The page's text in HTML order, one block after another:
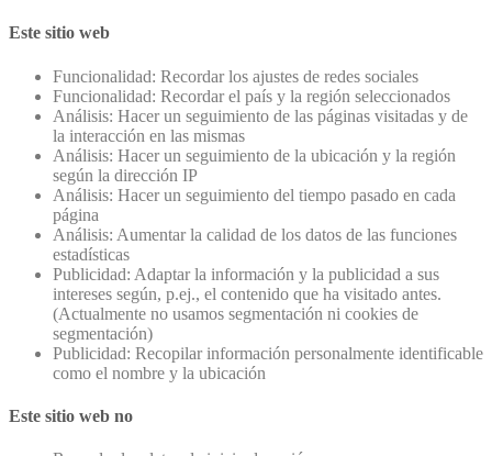
Este sitio web
Funcionalidad: Recordar los ajustes de redes sociales
Funcionalidad: Recordar el país y la región seleccionados
Análisis: Hacer un seguimiento de las páginas visitadas y de
la interacción en las mismas
Análisis: Hacer un seguimiento de la ubicación y la región
según la dirección IP
Análisis: Hacer un seguimiento del tiempo pasado en cada
página
Análisis: Aumentar la calidad de los datos de las funciones
estadísticas
Publicidad: Adaptar la información y la publicidad a sus
intereses según, p.ej., el contenido que ha visitado antes.
(Actualmente no usamos segmentación ni cookies de
segmentación)
Publicidad: Recopilar información personalmente identificable
como el nombre y la ubicación
Este sitio web no